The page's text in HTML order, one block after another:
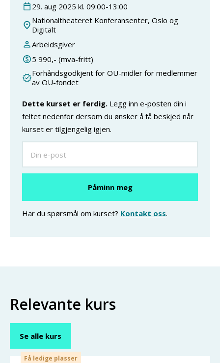
29. aug 2025 kl. 09:00-13:00
Nationaltheateret Konferansenter, Oslo og
Digitalt
Arbeidsgiver
5 990,- (mva-fritt)
Forhåndsgodkjent for OU-midler for medlemmer
av OU-fondet
Dette kurset er ferdig. Legg inn e-posten din i
feltet nedenfor dersom du ønsker å få beskjed når
kurset er tilgjengelig igjen.
Har du spørsmål om kurset? Kontakt oss.
Relevante kurs
Se alle kurs
Få ledige plasser